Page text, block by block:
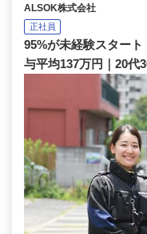
ALSOK株式会社
正社員
95%が未経験スター
与平均137万円｜20代